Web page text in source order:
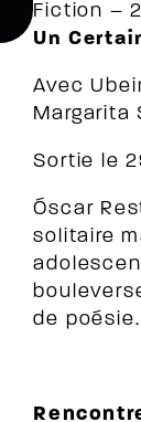
Fiction –
Un
Avec
Margarita
Sortie le
Óscar
solitaire
de